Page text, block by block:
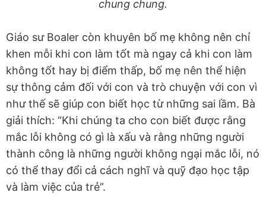
chung chung.
Giáo sư Boaler còn khuyên bố mẹ không nên chỉ
khen mỗi khi con làm tốt mà ngay cả khi con làm
không tốt hay bị điểm thấp, bố mẹ nên thể hiện
sự thông cảm đối với con và trò chuyện với con vì
như thế sẽ giúp con biết học từ những sai lầm. Bà
giải thích: “Khi chúng ta cho con biết được rằng
mắc lỗi không có gì là xấu và rằng những người
thành công là những người không ngại mắc lỗi, nó
có thể thay đổi cả cách nghĩ và quỹ đạo học tập
và làm việc của trẻ”.